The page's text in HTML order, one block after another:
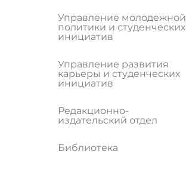
Управление молодежной
политики и студенческих
инициатив
Управление развития
карьеры и студенческих
инициатив
Редакционно-
издательский отдел
Библиотека